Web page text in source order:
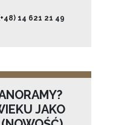
14 621 21 49
JAKO